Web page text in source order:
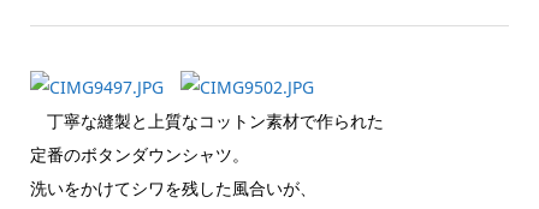
丁寧な縫製と上質なコットン素材で作られた
定番のボタンダウンシャツ。
洗いをかけてシワを残した風合いが、